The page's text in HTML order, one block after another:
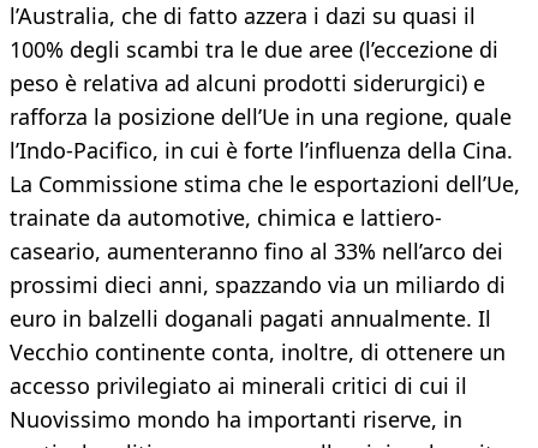
l’Australia, che di fatto azzera i dazi su quasi il
100% degli scambi tra le due aree (l’eccezione di
peso è relativa ad alcuni prodotti siderurgici) e
rafforza la posizione dell’Ue in una regione, quale
l’Indo-Pacifico, in cui è forte l’influenza della Cina.
La Commissione stima che le esportazioni dell’Ue,
trainate da automotive, chimica e lattiero-
caseario, aumenteranno fino al 33% nell’arco dei
prossimi dieci anni, spazzando via un miliardo di
euro in balzelli doganali pagati annualmente. Il
Vecchio continente conta, inoltre, di ottenere un
accesso privilegiato ai minerali critici di cui il
Nuovissimo mondo ha importanti riserve, in